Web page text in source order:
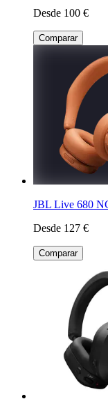
Desde 100 €
Comparar
JBL Live 680
Desde 127 €
Comparar